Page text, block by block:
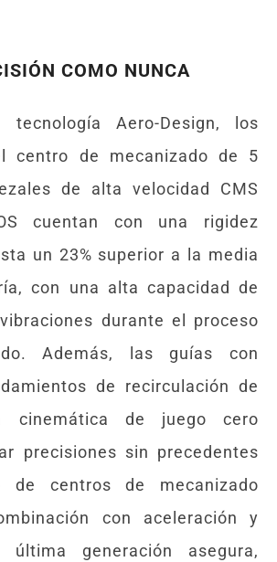
COMO NUNCA
Aero-Design, los
centro de mecanizado de 5
de alta velocidad CMS
cuentan con una rigidez
un 23% superior a la media
con una alta capacidad de
durante el proceso
Además, las guías con
de recirculación de
cinemática de juego cero
precisiones sin precedentes
centros de mecanizado
con aceleración y
última generación asegura,